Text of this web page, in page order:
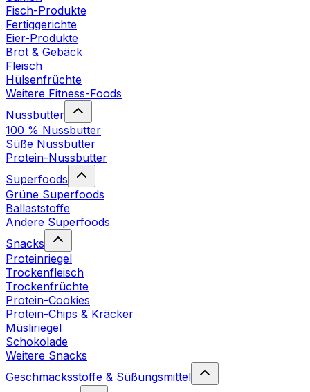
Fisch-Produkte
Fertiggerichte
Eier-Produkte
Brot & Gebäck
Fleisch
Hülsenfrüchte
Weitere Fitness-Foods
Nussbutter
100 % Nussbutter
Süße Nussbutter
Protein-Nussbutter
Superfoods
Grüne Superfoods
Ballaststoffe
Andere Superfoods
Snacks
Proteinriegel
Trockenfleisch
Trockenfrüchte
Protein-Cookies
Protein-Chips & Kräcker
Müsliriegel
Schokolade
Weitere Snacks
Geschmacksstoffe & Süßungsmittel